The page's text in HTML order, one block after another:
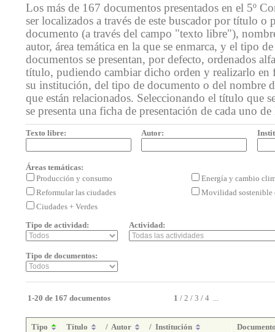
Los más de 167 documentos presentados en el 5º
ser localizados a través de este buscador por título o
documento (a través del campo "texto libre"),
autor, área temática en la que se enmarca, y el tipo
documentos se presentan, por defecto, ordenados
título, pudiendo cambiar dicho orden y realizarlo en
su institución, del tipo de documento o del nombre
que están relacionados. Seleccionando el título que
se presenta una ficha de presentación de cada uno
Texto libre: Autor:
Áreas temáticas:
Producción y consumo
Energía y cambio
Reformular las ciudades
Movilidad sostenible
Ciudades + Verdes
Tipo de actividad:
Actividad:
Tipo de documentos:
1-20 de 167 documentos 1 / 2 / 3 / 4 ...
Tipo Título / Autor / Institución